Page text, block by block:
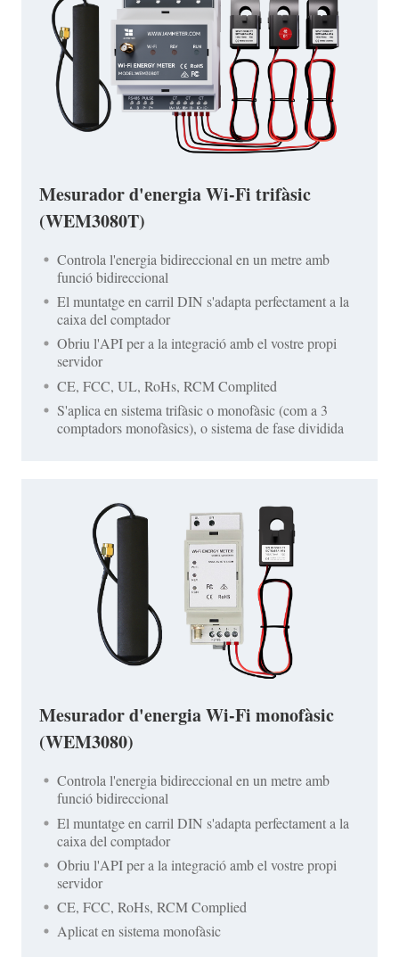
Mesurador d'energia Wi-Fi trifàsic
(WEM3080T)
Controla l'energia bidireccional en un metre amb
funció bidireccional
El muntatge en carril DIN s'adapta perfectament a la
caixa del comptador
Obriu l'API per a la integració amb el vostre propi
servidor
CE, FCC, UL, RoHs, RCM Complited
S'aplica en sistema trifàsic o monofàsic (com a 3
comptadors monofàsics), o sistema de fase dividida
Mesurador d'energia Wi-Fi monofàsic
(WEM3080)
Controla l'energia bidireccional en un metre amb
funció bidireccional
El muntatge en carril DIN s'adapta perfectament a la
caixa del comptador
Obriu l'API per a la integració amb el vostre propi
servidor
CE, FCC, RoHs, RCM Complied
Aplicat en sistema monofàsic